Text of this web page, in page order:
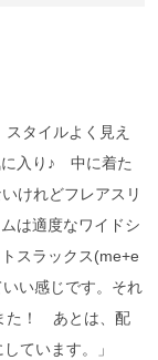
タイルよく見え
に入り♪ 中に着た
けれどフレアスリ
は適度なワイドシ
スラックス(me+e
い感じです。それ
た！ あとは、配
ています。」